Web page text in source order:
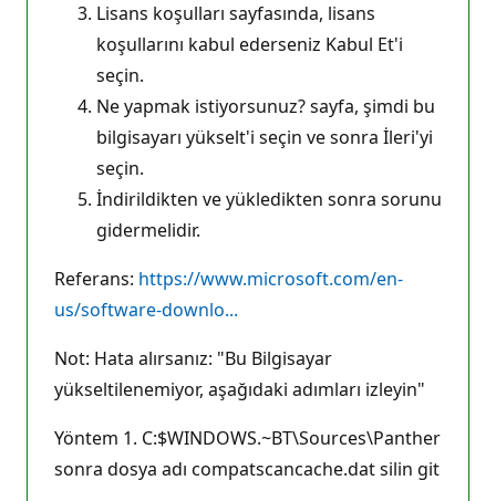
Lisans koşulları sayfasında, lisans
koşullarını kabul ederseniz Kabul Et'i
seçin.
Ne yapmak istiyorsunuz? sayfa, şimdi bu
bilgisayarı yükselt'i seçin ve sonra İleri'yi
seçin.
İndirildikten ve yükledikten sonra sorunu
gidermelidir.
Referans: https://www.microsoft.com/en-
us/software-downlo...
Not: Hata alırsanız: "Bu Bilgisayar
yükseltilenemiyor, aşağıdaki adımları izleyin"
Yöntem 1. C:$WINDOWS.~BT\Sources\Panther
sonra dosya adı compatscancache.dat silin git